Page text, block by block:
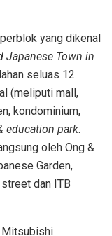
yang dikenal
Japanese Town in
seluas 12
(meliputi mall,
kondominium,
education park.
oleh Ong &
Garden,
dan ITB
Mitsubishi